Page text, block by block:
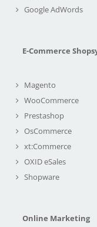
Google AdWords
E-Commerce
Magento
WooCommerce
Prestashop
OsCommerce
xt:Commerce
OXID eSales
Shopware
Online Marketing